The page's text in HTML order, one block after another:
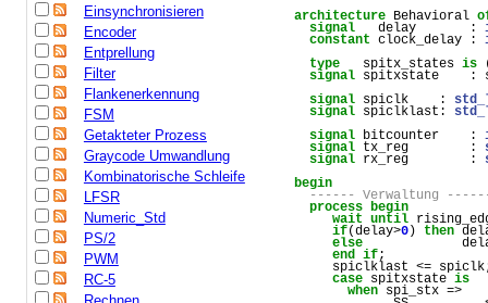
Einsynchronisieren
Encoder
Entprellung
Filter
Flankenerkennung
FSM
Getakteter Prozess
Graycode Umwandlung
Kombinatorische Schleife
LFSR
Numeric_Std
PS/2
PWM
RC-5
architecture
Behavioral
signal
delay
       :
constant
clock_delay :
type
spitx_states is
signal
spitxstate
    :
signal
spiclk
    :
signal
spiclklast :
signal
bitcounter
    :
signal
tx_reg
        :
signal
rx_reg
        :
begin
------ Verwaltung
process
begin
wait
until
if(delay>0) then
else
end
if;
spiclklast <= spiclk
case
spitxstate
is
when
spi_stx =>